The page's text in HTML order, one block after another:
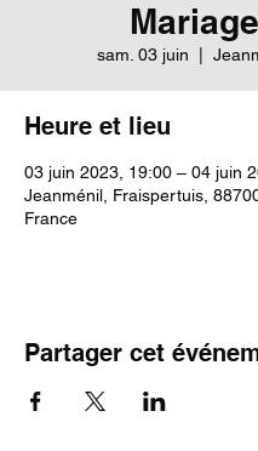
Mariage
sam. 03 juin
Heure et lieu
03 juin 2023, 19:00 – 04 juin
Jeanménil, Fraispertuis,
France
Partager cet